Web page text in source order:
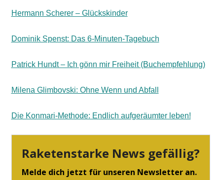
Hermann Scherer – Glückskinder
Dominik Spenst: Das 6-Minuten-Tagebuch
Patrick Hundt – Ich gönn mir Freiheit (Buchempfehlung)
Milena Glimbovski: Ohne Wenn und Abfall
Die Konmari-Methode: Endlich aufgeräumter leben!